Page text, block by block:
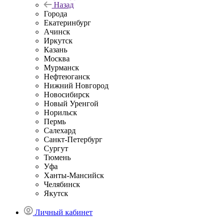
Назад
Города
Екатеринбург
Ачинск
Иркутск
Казань
Москва
Мурманск
Нефтеюганск
Нижний Новгород
Новосибирск
Новый Уренгой
Норильск
Пермь
Салехард
Санкт-Петербург
Сургут
Тюмень
Уфа
Ханты-Мансийск
Челябинск
Якутск
Личный кабинет